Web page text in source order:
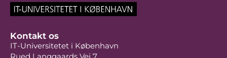
Kontakt os
IT-Universitetet i København